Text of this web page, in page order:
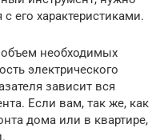
его характеристиками.
необходимых
электрического
зависит вся
Если вам, так же, как
дома или в квартире,